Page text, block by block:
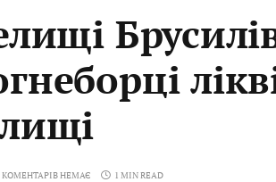
КОМЕНТАРІВ НЕМАЄ 1 MIN READ